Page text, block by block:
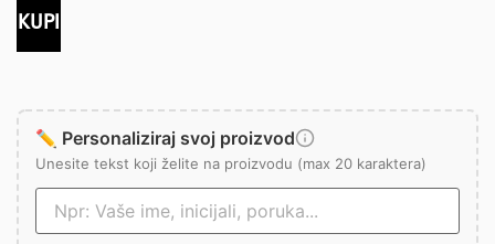
KUPI
✏️ Personaliziraj svoj proizvod
Unesite tekst koji želite na proizvodu (max 20 karaktera)